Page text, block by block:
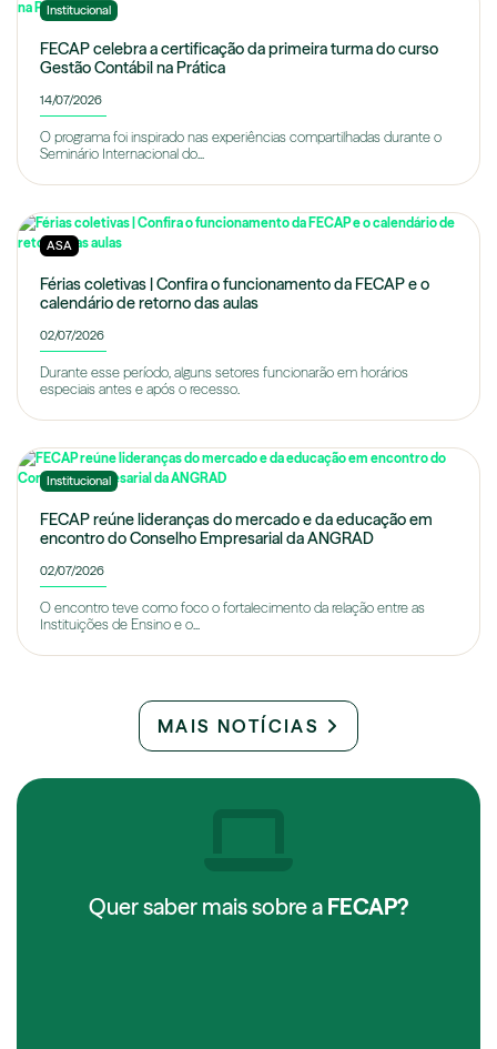
Institucional
FECAP celebra a certificação da primeira turma do curso
Gestão Contábil na Prática
14/07/2026
O programa foi inspirado nas experiências compartilhadas durante o
Seminário Internacional do...
ASA
Férias coletivas | Confira o funcionamento da FECAP e o
calendário de retorno das aulas
02/07/2026
Durante esse período, alguns setores funcionarão em horários
especiais antes e após o recesso.
Institucional
FECAP reúne lideranças do mercado e da educação em
encontro do Conselho Empresarial da ANGRAD
02/07/2026
O encontro teve como foco o fortalecimento da relação entre as
Instituições de Ensino e o...
MAIS NOTÍCIAS
Quer saber mais sobre a FECAP?